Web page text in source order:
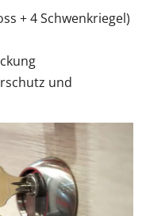
+ 4 Schwenkriegel)
und